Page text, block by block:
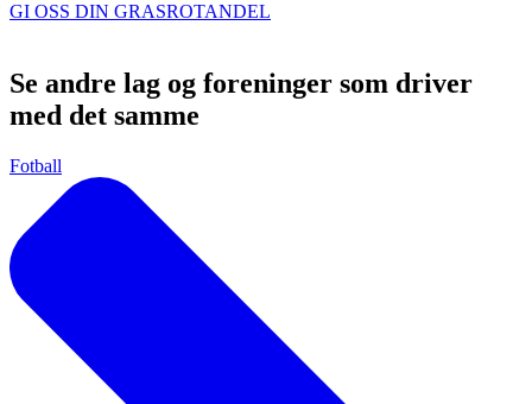
GI OSS DIN GRASROTANDEL
Se andre lag og foreninger som driver
med det samme
Fotball